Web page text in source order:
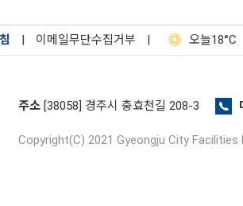
| 이메일무단수집거부 | 오늘18°C
주소 [38058] 경주시 충효천길 208-3
Copyright(C) 2021 Gyeongju City